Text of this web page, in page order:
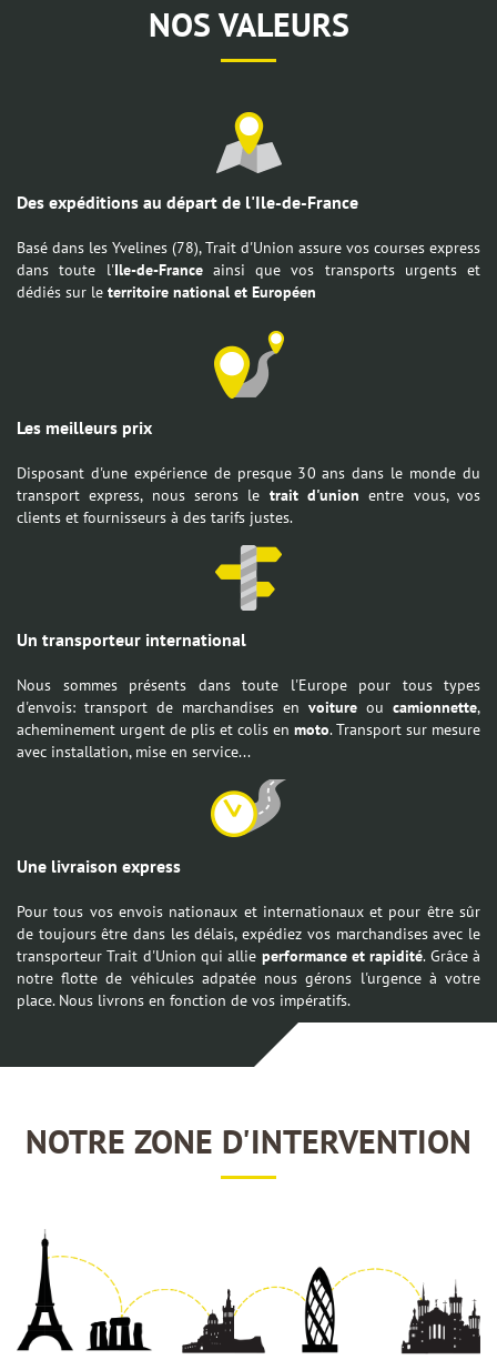
NOS VALEURS
Des expéditions au départ de l'Ile-de-France
Basé dans les Yvelines (78), Trait d'Union assure vos courses express
dans toute l'Ile-de-Franceainsi que vos transports urgents et
dédiés sur le territoire national et Européen
Les meilleurs prix
Disposant d'une expérience de presque 30 ans dans le monde du
transport express, nous serons le trait d'union entre vous, vos
clients et fournisseurs à des tarifs justes.
Un transporteur international
Nous sommes présents dans toute l'Europe pour tous types
d'envois: transport de marchandises en voiture ou camionnette,
acheminement urgent de plis et colis en moto. Transport sur mesure
avec installation, mise en service...
Une livraison express
Pour tous vos envois nationaux et internationaux et pour être sûr
de toujours être dans les délais, expédiez vos marchandises avec le
transporteur Trait d'Union qui allie performance et rapidité. Grâce à
notre flotte de véhicules adpatée nous gérons l'urgence à votre
place. Nous livrons en fonction de vos impératifs.
NOTRE ZONE D'INTERVENTION